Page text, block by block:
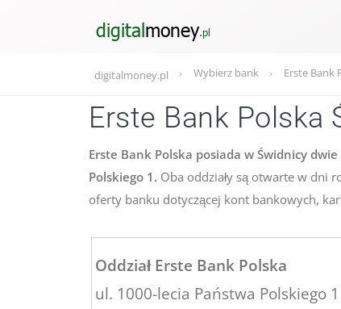
digitalmoney.pl Wybierz bank Erste Bank
Erste Bank Polska
Erste Bank Polska posiada w Świdnicy
Polskiego 1. Oba oddziały są otwarte w dni
oferty banku dotyczącej kont bankowych,
Oddział Erste Bank Polska
ul. 1000-lecia Państwa Polskiego 1